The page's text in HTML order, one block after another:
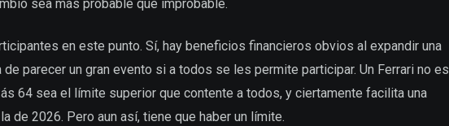
sea más probable que improbable.
en este punto. Sí, hay beneficios financieros obvios al expandir una
de parecer un gran evento si a todos se les permite participar. Un Ferrari no es
64 sea el límite superior que contente a todos, y ciertamente facilita una
de 2026. Pero aun así, tiene que haber un límite.